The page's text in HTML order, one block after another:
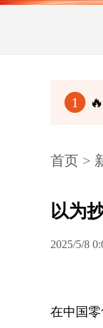
1
首页 >
以为
2025/5/8
在中国